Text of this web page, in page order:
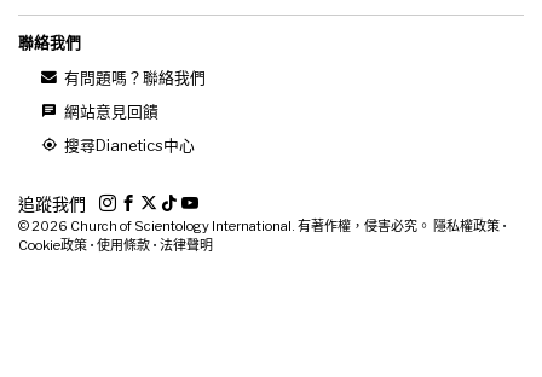
聯絡我們
有問題嗎？聯絡我們
網站意見回饋
搜尋Dianetics中心
追蹤我們
© 2026 Church of Scientology International. 有著作權，侵害必究。 隱私權政策 •
Cookie政策 • 使用條款 • 法律聲明